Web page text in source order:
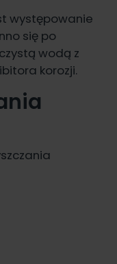
występowanie
się po
wodą z
korozji.